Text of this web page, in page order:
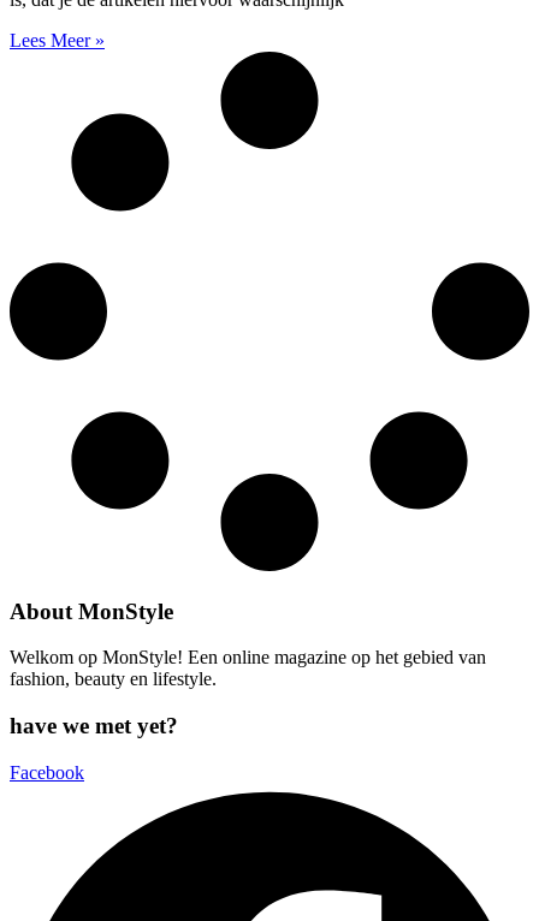
Lees Meer »
About MonStyle
Welkom op MonStyle! Een online magazine op het gebied van
fashion, beauty en lifestyle.
have we met yet?
Facebook